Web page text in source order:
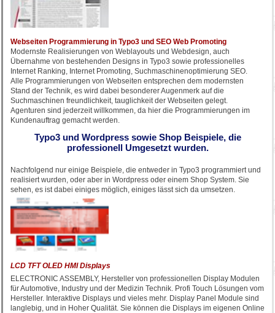
Webseiten Programmierung in Typo3 und SEO Web Promoting
Modernste Realisierungen von Weblayouts und Webdesign, auch
Übernahme von bestehenden Designs in Typo3 sowie professionelles
Internet Ranking, Internet Promoting, Suchmaschinenoptimierung SEO.
Alle Programmierungen von Webseiten entsprechen dem modernsten
Stand der Technik, es wird dabei besonderer Augenmerk auf die
Suchmaschinen freundlichkeit, tauglichkeit der Webseiten gelegt.
Agenturen sind jederzeit willkommen, da hier die Programmierungen im
Kundenauftrag gemacht werden.
Typo3 und Wordpress sowie Shop Beispiele, die
professionell Umgesetzt wurden.
Nachfolgend nur einige Beispiele, die entweder in Typo3 programmiert und
realisiert wurden, oder aber in Wordpress oder einem Shop System. Sie
sehen, es ist dabei einiges möglich, einiges lässt sich da umsetzen.
LCD TFT OLED HMI Displays
ELECTRONIC ASSEMBLY, Hersteller von professionellen Display Modulen
für Automotive, Industry und der Medizin Technik. Profi Touch Lösungen vom
Hersteller. Interaktive Displays und vieles mehr. Display Panel Module sind
langlebig, und in Hoher Qualität. Sie können die Displays im eigenen Online